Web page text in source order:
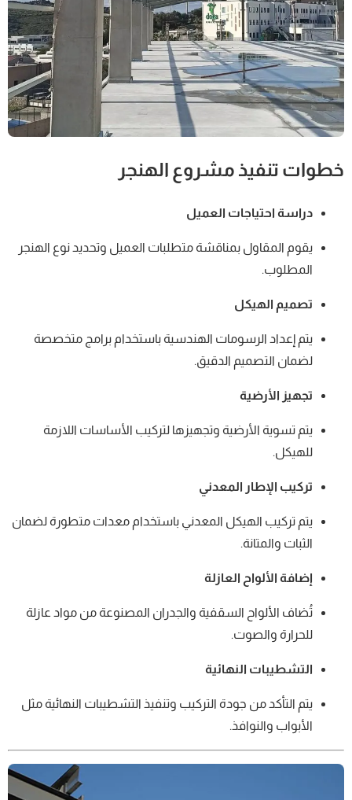
خطوات تنفيذ مشروع الهنجر
دراسة احتياجات العميل
يقوم المقاول بمناقشة متطلبات العميل وتحديد نوع الهنجر
المطلوب.
تصميم الهيكل
يتم إعداد الرسومات الهندسية باستخدام برامج متخصصة
لضمان التصميم الدقيق.
تجهيز الأرضية
يتم تسوية الأرضية وتجهيزها لتركيب الأساسات اللازمة
للهيكل.
تركيب الإطار المعدني
يتم تركيب الهيكل المعدني باستخدام معدات متطورة لضمان
الثبات والمتانة.
إضافة الألواح العازلة
تُضاف الألواح السقفية والجدران المصنوعة من مواد عازلة
للحرارة والصوت.
التشطيبات النهائية
يتم التأكد من جودة التركيب وتنفيذ التشطيبات النهائية مثل
الأبواب والنوافذ.